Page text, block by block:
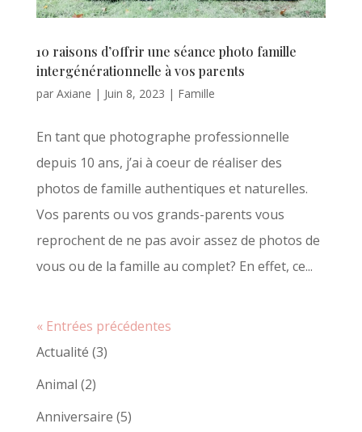
10 raisons d’offrir une séance photo famille
intergénérationnelle à vos parents
par Axiane | Juin 8, 2023 | Famille
En tant que photographe professionnelle
depuis 10 ans, j’ai à coeur de réaliser des
photos de famille authentiques et naturelles.
Vos parents ou vos grands-parents vous
reprochent de ne pas avoir assez de photos de
vous ou de la famille au complet? En effet, ce...
« Entrées précédentes
Actualité (3)
Animal (2)
Anniversaire (5)